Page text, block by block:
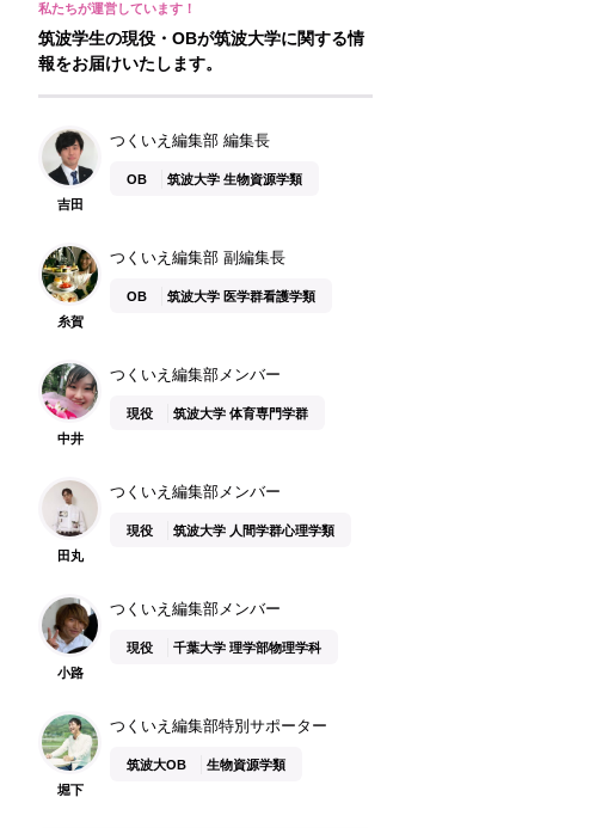
筑波学生の現役・OBが筑波大学に関する情
報をお届けいたします。
吉田
つくいえ編集部 編集長
OB 筑波大学 生物資源学類
糸賀
つくいえ編集部 副編集長
OB 筑波大学 医学群看護学類
中井
つくいえ編集部メンバー
現役 筑波大学 体育専門学群
田丸
つくいえ編集部メンバー
現役 筑波大学 人間学群心理学類
小路
つくいえ編集部メンバー
現役 千葉大学 理学部物理学科
堀下
つくいえ編集部特別サポーター
筑波大OB 生物資源学類